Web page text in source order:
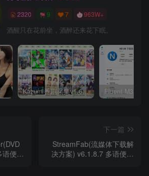
2320 9 7 963W+
酒醒只在花前坐，酒醉还来花下眠。
印版 Kazumi番剧采集v1.6.9：支持自定义规则+在线观看+弹幕，跨平台下载
便携
下一篇
StreamFab(流媒体下载解
决方案) v6.1.8.7 多语便携